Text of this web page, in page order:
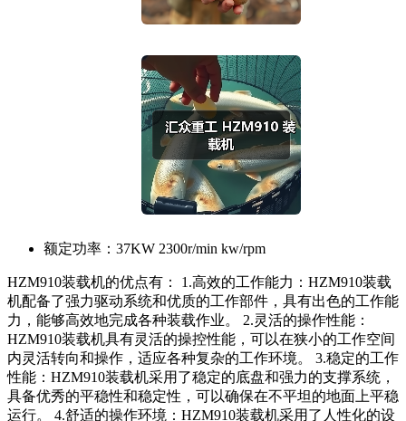
额定功率： 37KW 2300r/min kw/rpm
HZM910装载机的优点有： 1.高效的工作能力：HZM910装载
机配备了强力驱动系统和优质的工作部件，具有出色的工作能
力，能够高效地完成各种装载作业。 2.灵活的操作性能：
HZM910装载机具有灵活的操控性能，可以在狭小的工作空间
内灵活转向和操作，适应各种复杂的工作环境。 3.稳定的工作
性能：HZM910装载机采用了稳定的底盘和强力的支撑系统，
具备优秀的平稳性和稳定性，可以确保在不平坦的地面上平稳
运行。 4.舒适的操作环境：HZM910装载机采用了人性化的设